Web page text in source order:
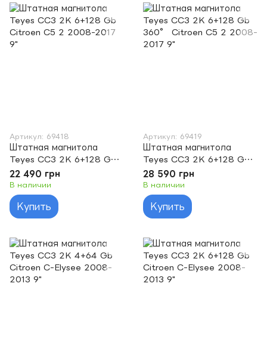
Артикул: 69418
Штатная магнитола
Teyes CC3 2K 6+128 Gb
Citroen C5 2 2008-2017
9"
22 490 грн
В наличии
Купить
Артикул: 69419
Штатная магнитола
Teyes CC3 2K 6+128 Gb
360° Citroen C5 2 2008-
2017 9"
28 590 грн
В наличии
Купить